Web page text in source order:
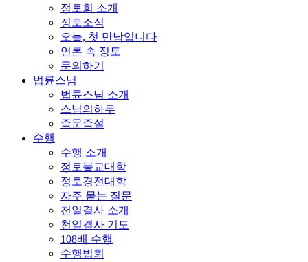
정토회 소개
정토소식
오늘, 첫 만남입니다
언론 속 정토
문의하기
법륜스님
법륜스님 소개
스님의하루
즉문즉설
수행
수행 소개
정토불교대학
정토경전대학
자주 묻는 질문
천일결사 소개
천일결사 기도
108배 수행
수행법회